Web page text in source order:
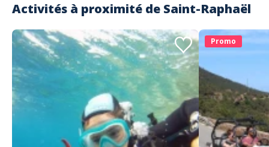
Activités à proximité de Saint-Raphaël
Promo